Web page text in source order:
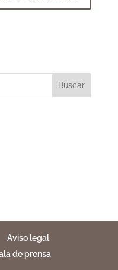
Buscar
Aviso legal
de prensa